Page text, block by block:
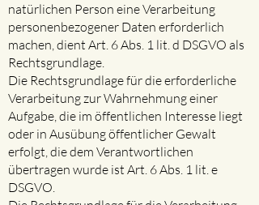
natürlichen Person eine Verarbeitung
personenbezogener Daten erforderlich
machen, dient Art. 6 Abs. 1 lit. d DSGVO als
Rechtsgrundlage.
Die Rechtsgrundlage für die erforderliche
Verarbeitung zur Wahrnehmung einer
Aufgabe, die im öffentlichen Interesse liegt
oder in Ausübung öffentlicher Gewalt
erfolgt, die dem Verantwortlichen
übertragen wurde ist Art. 6 Abs. 1 lit. e
DSGVO.